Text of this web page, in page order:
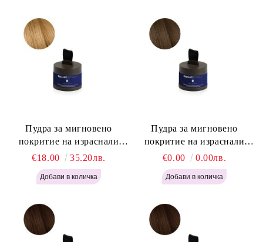
Пудра за мигновено
покритие на израснали
корени Русо - Labor Pro
Instant Retouch Powder -
Blonde H645
€18.00 35.20лв.
Пудра за мигновено
покритие на израснали
корени Светло Кафяво -
Labor Pro Instant Retouch
Powder - Light Brown H644
€0.00 0.00лв.